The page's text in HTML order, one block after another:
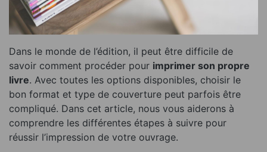
Dans le monde de l’édition, il peut être difficile de
savoir comment procéder pour imprimer son propre
livre. Avec toutes les options disponibles, choisir le
bon format et type de couverture peut parfois être
compliqué. Dans cet article, nous vous aiderons à
comprendre les différentes étapes à suivre pour
réussir l’impression de votre ouvrage.